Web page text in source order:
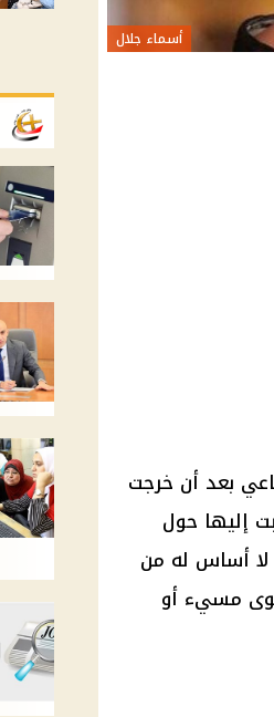
أسماء جلال
بعد أن خرجت
إليها حول
لا أساس له من
مسيء أو